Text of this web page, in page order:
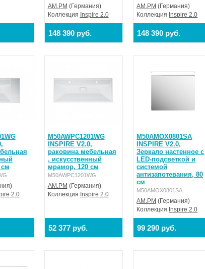
AM.PM (Германия)
Коллекция Inspire 2.0
148 390 руб.
AM.PM (Германия)
Коллекция Inspire 2.0
148 390 руб.
2.0
M50AWPC1201WG
INSPIRE V2.0,
раковина мебельная
, искусственный
мрамор, 120 см
M50AWPC1201WG
AM.PM (Германия)
Коллекция Inspire 2.0
52 377 руб.
M50AMOX0801SA
INSPIRE V2.0,
Зеркало настенное с
LED-подсветкой и
системой
антизапотевания, 80
см
M50AMOX0801SA
AM.PM (Германия)
Коллекция Inspire 2.0
99 290 руб.